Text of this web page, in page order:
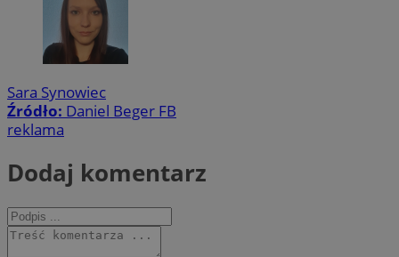
Sara Synowiec
Źródło: Daniel Beger FB
reklama
Dodaj komentarz